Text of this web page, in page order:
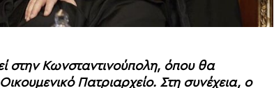
στην Κωνσταντινούπολη, όπου θα
Πατριαρχείο. Στη συνέχεια, ο